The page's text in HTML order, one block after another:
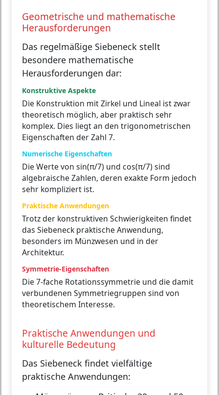
Geometrische und mathematische
Herausforderungen
Das regelmäßige Siebeneck stellt
besondere mathematische
Herausforderungen dar:
Konstruktive Aspekte
Die Konstruktion mit Zirkel und Lineal ist zwar
theoretisch möglich, aber praktisch sehr
komplex. Dies liegt an den trigonometrischen
Eigenschaften der Zahl 7.
Numerische Eigenschaften
Die Werte von sin(π/7) und cos(π/7) sind
algebraische Zahlen, deren exakte Form jedoch
sehr kompliziert ist.
Praktische Anwendungen
Trotz der konstruktiven Schwierigkeiten findet
das Siebeneck praktische Anwendung,
besonders im Münzwesen und in der
Architektur.
Symmetrie-Eigenschaften
Die 7-fache Rotationssymmetrie und die damit
verbundenen Symmetriegruppen sind von
theoretischem Interesse.
Praktische Anwendungen und
kulturelle Bedeutung
Das Siebeneck findet vielfältige
praktische Anwendungen: